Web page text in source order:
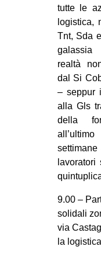
tutte le
logistica,
Tnt, Sda
galassia
realtà
dal Si
– seppur
alla Gls
della
9.00 –
solidali
via
la